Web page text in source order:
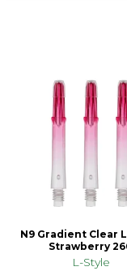
N9 Gradient Clear
Strawberry
L-Style